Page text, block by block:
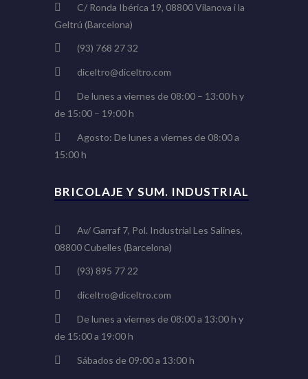
C/ Ronda Ibérica 19, 08800 Vilanova i la
Geltrú (Barcelona)
(93) 768 27 32
diceltro@diceltro.com
De lunes a viernes de 08:00 – 13:00 h y
de 15:00 – 19:00 h
Agosto: De lunes a viernes de 08:00 a
15:00 h
BRICOLAJE Y SUM. INDUSTRIAL
Av/ Garraf 7, Pol. Industrial Les Salines,
08800 Cubelles (Barcelona)
(93) 895 77 22
diceltro@diceltro.com
De lunes a viernes de 08:00 a 13:00 h y
de 15:00 a 19:00 h
Sábados de 09:00 a 13:00 h